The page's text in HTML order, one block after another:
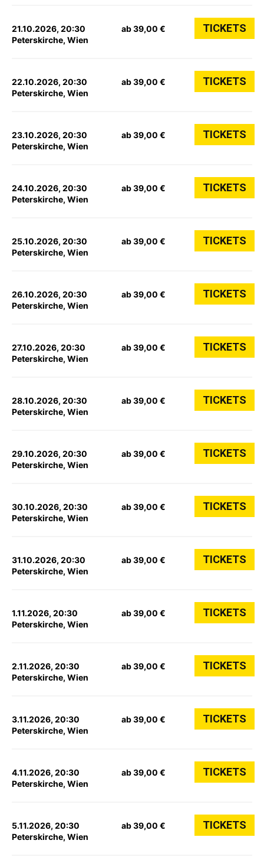
21.10.2026, 20:30
Peterskirche, Wien
ab 39,00 € TICKETS
22.10.2026, 20:30
Peterskirche, Wien
ab 39,00 € TICKETS
23.10.2026, 20:30
Peterskirche, Wien
ab 39,00 € TICKETS
24.10.2026, 20:30
Peterskirche, Wien
ab 39,00 € TICKETS
25.10.2026, 20:30
Peterskirche, Wien
ab 39,00 € TICKETS
26.10.2026, 20:30
Peterskirche, Wien
ab 39,00 € TICKETS
27.10.2026, 20:30
Peterskirche, Wien
ab 39,00 € TICKETS
28.10.2026, 20:30
Peterskirche, Wien
ab 39,00 € TICKETS
29.10.2026, 20:30
Peterskirche, Wien
ab 39,00 € TICKETS
30.10.2026, 20:30
Peterskirche, Wien
ab 39,00 € TICKETS
31.10.2026, 20:30
Peterskirche, Wien
ab 39,00 € TICKETS
1.11.2026, 20:30
Peterskirche, Wien
ab 39,00 € TICKETS
2.11.2026, 20:30
Peterskirche, Wien
ab 39,00 € TICKETS
3.11.2026, 20:30
Peterskirche, Wien
ab 39,00 € TICKETS
4.11.2026, 20:30
Peterskirche, Wien
ab 39,00 € TICKETS
5.11.2026, 20:30
Peterskirche, Wien
ab 39,00 € TICKETS